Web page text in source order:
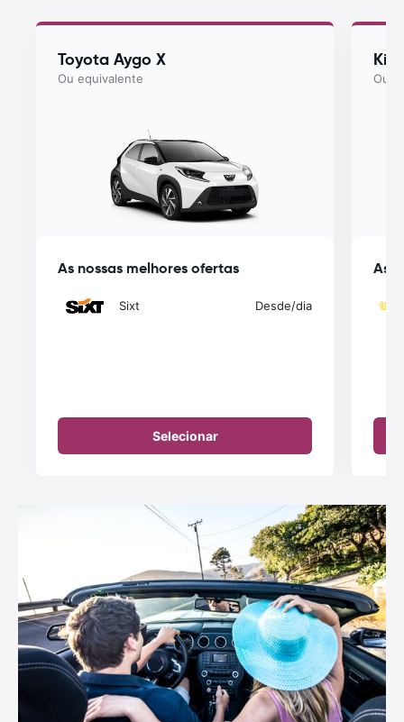
Toyota Aygo X
Ou equivalente
As nossas melhores ofertas
Sixt Desde/dia
Selecionar
Kia
Ou
As